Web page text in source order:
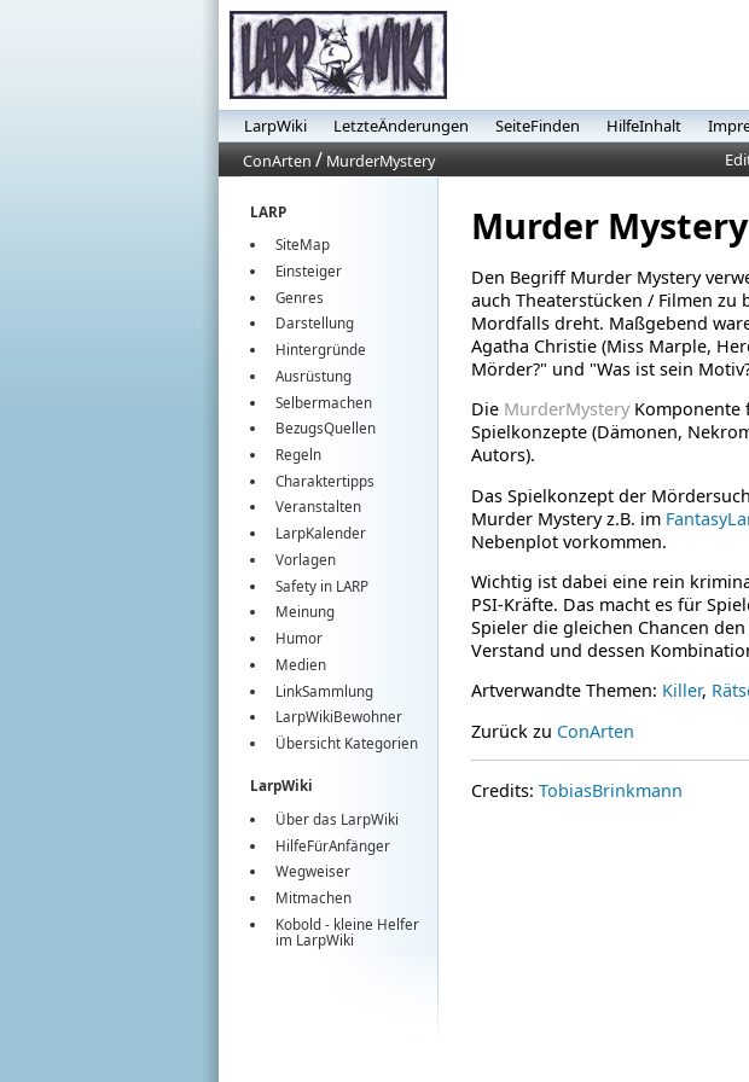
LarpWiki LetzteÄnderungen SeiteFinden HilfeInhalt
ConArten / MurderMystery
LARP
SiteMap
Einsteiger
Genres
Darstellung
Hintergründe
Ausrüstung
Selbermachen
BezugsQuellen
Regeln
Charaktertipps
Veranstalten
LarpKalender
Vorlagen
Safety in LARP
Meinung
Humor
Medien
LinkSammlung
LarpWikiBewohner
Übersicht Kategorien
LarpWiki
Über das LarpWiki
HilfeFürAnfänger
Wegweiser
Mitmachen
Kobold - kleine Helfer
im LarpWiki
Murder Mystery
Den Begriff Murder Mystery
auch Theaterstücken / Filmen zu
Mordfalls dreht. Maßgebend
Agatha Christie (Miss Marple,
Mörder?" und "Was ist sein
Die MurderMysteryKomponente
Spielkonzepte (Dämonen,
Autors).
Das Spielkonzept der
Murder Mystery z.B. im
Nebenplot vorkommen.
Wichtig ist dabei eine rein
PSI-Kräfte. Das macht es für
Spieler die gleichen Chancen
Verstand und dessen
Artverwandte Themen: Killer,
Zurück zu ConArten
Credits: TobiasBrinkmann